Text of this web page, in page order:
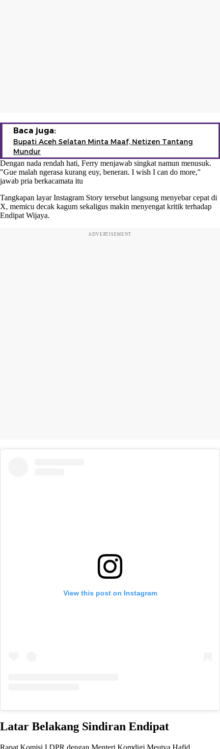
Baca juga:
Bupati Aceh Selatan Minta Maaf, Netizen Tantang
Mundur
Dengan nada rendah hati, Ferry menjawab singkat namun menusuk.
"Gue malah ngerasa kurang euy, beneran. I wish I can do more,"
jawab pria berkacamata itu
Tangkapan layar Instagram Story tersebut langsung menyebar cepat di
X, memicu decak kagum sekaligus makin menyengat kritik terhadap
Endipat Wijaya.
ADVERTISEMENT
View this post on Instagram
Latar Belakang Sindiran Endipat
Rapat Komisi I DPR dengan Menteri Komdigi Meutya Hafid